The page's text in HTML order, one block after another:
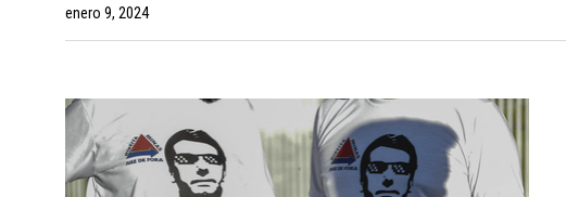
enero 9, 2024